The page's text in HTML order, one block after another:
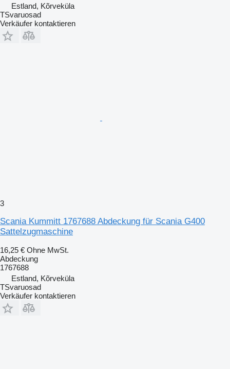
Estland, Kõrveküla
TSvaruosad
Verkäufer kontaktieren
3
Scania Kummitt 1767688 Abdeckung für Scania G400
Sattelzugmaschine
16,25 € Ohne MwSt.
Abdeckung
1767688
Estland, Kõrveküla
TSvaruosad
Verkäufer kontaktieren